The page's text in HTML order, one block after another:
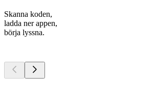
Skanna koden,
ladda ner appen,
börja lyssna.